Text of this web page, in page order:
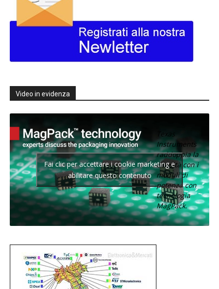
Video in evidenza
Texas
Instruments
raddoppia la
densità con i
moduli di
potenza con
tecnologia
MagPack.
Fai clic per accettare i cookie marketing e
abilitare questo contenuto